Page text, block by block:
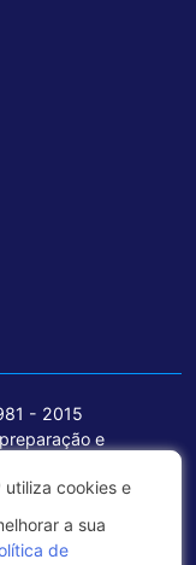
- 2015
e
de tecnologia de
serviços voltados
seguras e
utiliza cookies e
a sua
de